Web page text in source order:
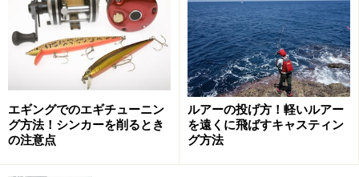
この部分にこだわってみるのも面白いはずだ。
目の後ろには鳥の羽が取り付けられていて、この部分は
「ボロ」とか「胸ボロ」、「胸ヒゲ」などと呼ばれてい
る。胸ボロは水中で怪しく動き、これがあることによっ
て初めて餌木といえるほど重要なパーツになる。目と胸
ボロの下には露出した「シンカー（鉛）」が見えてい
る。この位置に重心があることによって、餌木は頭をや
エギングでのエギチューニン
グ方法！シンカーを削るとき
の注意点
ルアーの投げ方！軽いルアー
を遠くに飛ばすキャスティン
グ方法